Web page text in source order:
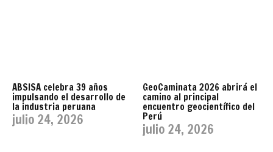
ABSISA celebra 39 años
impulsando el desarrollo de
la industria peruana
julio 24, 2026
GeoCaminata 2026 abrirá el
camino al principal
encuentro geocientífico del
Perú
julio 24, 2026